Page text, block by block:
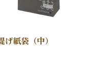
げ紙袋（中）